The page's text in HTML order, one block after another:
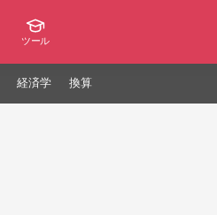
ツール
経済学 換算